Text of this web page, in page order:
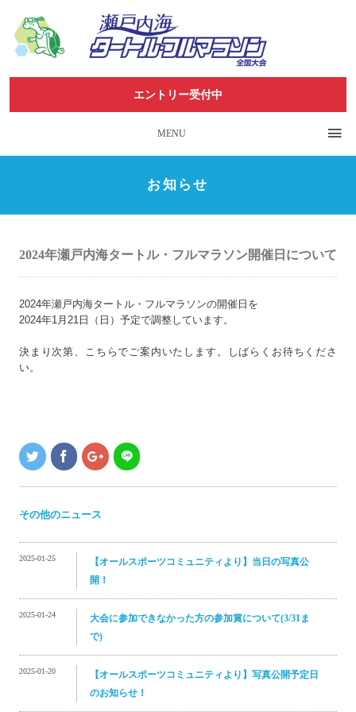
エントリー受付中
MENU
お知らせ
2024年瀬戸内海タートル・フルマラソン開催日について
2024年瀬戸内海タートル・フルマラソンの開催日を
2024年1月 21 日（日）予定で調整しています。
決まり次第、こちらでご案内いたします。しばらくお待ちくださ
い。
その他のニュース
2025-01-25
【オールスポーツコミュニティより】当日の写真公
開！
2025-01-24
大会に参加できなかった方の参加賞について(3/31ま
で)
2025-01-20
【オールスポーツコミュニティより】写真公開予定日
のお知らせ！